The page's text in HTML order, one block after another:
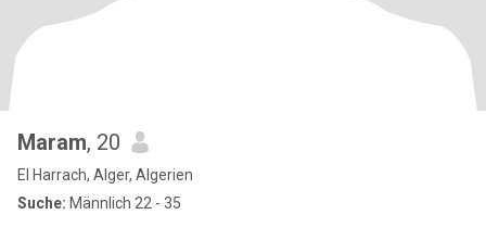
Maram, 20
El Harrach, Alger, Algerien
Suche: Männlich 22 - 35